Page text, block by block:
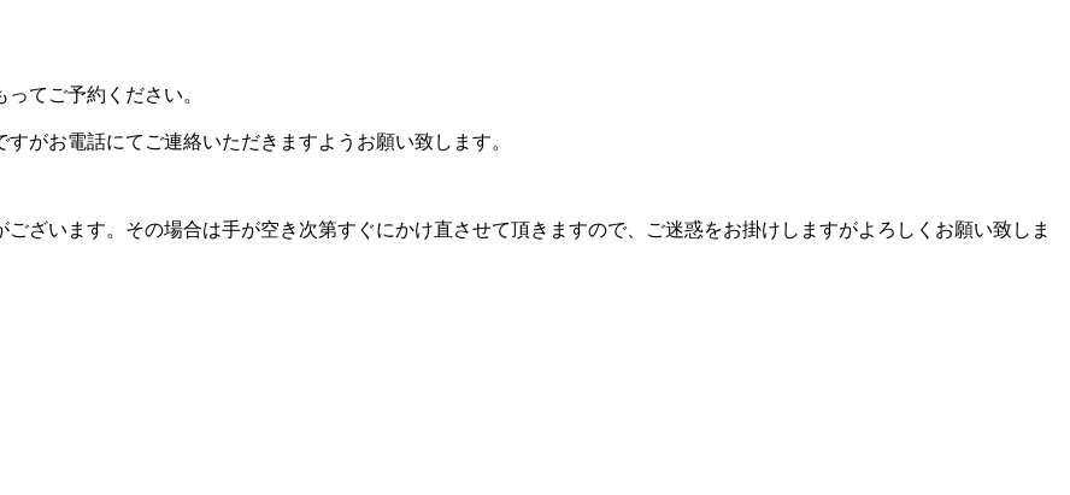
てご予約ください。
がお電話にてご連絡いただきますようお願い致します。
ざいます。その場合は手が空き次第すぐにかけ直させて頂きますので、ご迷惑をお掛けしますがよろしくお願い致しま